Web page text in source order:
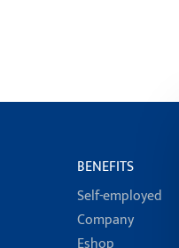
BENEFITS
Self-employed
Company